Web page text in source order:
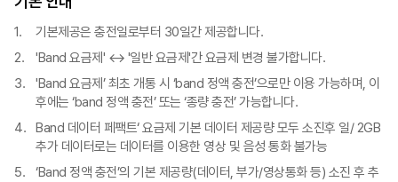
기본제공은 충전일로부터 30일간 제공합니다.
'Band 요금제' ↔ '일반 요금제'간 요금제 변경 불가합니다.
'Band 요금제’ 최초 개통 시 ‘band 정액 충전’으로만 이용 가능하며, 이
후에는 ‘band 정액 충전’ 또는 ‘종량 충전’ 가능합니다.
Band 데이터 페팩트‘ 요금제 기본 데이터 제공량 모두 소진후 일/ 2GB
추가 데이터로는 데이터를 이용한 영상 및 음성 통화 불가능
‘Band 정액 충전’의 기본 제공량(데이터, 부가/영상통화 등) 소진 후 추